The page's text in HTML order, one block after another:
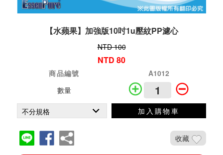
【水蘋果】加強版10吋1u壓紋PP濾心
NTD 100
NTD 80
商品編號
A1012
數量
加入購物車
收藏